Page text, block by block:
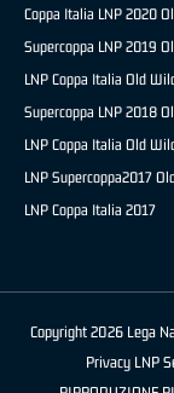
Coppa Italia LNP 2020
Supercoppa LNP 2019
LNP Coppa Italia Old
Supercoppa LNP 2018
LNP Coppa Italia Old
LNP Supercoppa2017
LNP Coppa Italia 2017
Copyright 2026 Lega
Privacy LNP